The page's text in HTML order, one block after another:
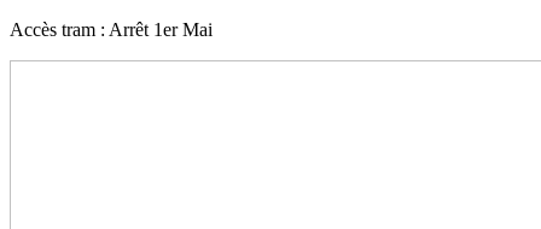
Accès tram : Arrêt 1er Mai